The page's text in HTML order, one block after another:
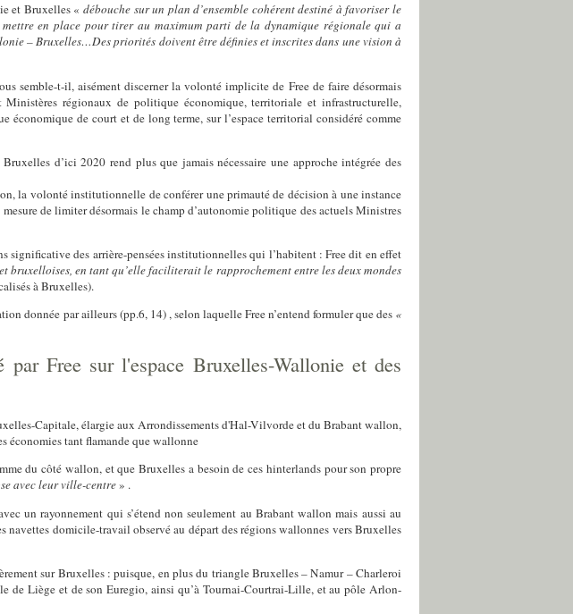
et Bruxelles «débouche sur un plan d’ensemble cohérent destiné à favoriser le
en place pour tirer au maximum parti de la dynamique régionale qui a
– Bruxelles…Des priorités doivent être définies et inscrites dans une vision à
semble-t-il, aisément discerner la volonté implicite de Free de faire désormais
régionaux de politique économique, territoriale et infrastructurelle,
économique de court et de long terme, sur l’espace territorial considéré comme
d’ici 2020 rend plus que jamais nécessaire une approche intégrée des
la volonté institutionnelle de conférer une primauté de décision à une instance
de limiter désormais le champ d’autonomie politique des actuels Ministres
significative des arrière-pensées institutionnelles qui l’habitent : Free dit en effet
bruxelloises, en tant qu’elle faciliterait le rapprochement entre les deux mondes
à Bruxelles).
donnée par ailleurs (pp.6, 14) , selon laquelle Free n’entend formuler que des «
Free sur l'espace Bruxelles-Wallonie et des
Capitale, élargie aux Arrondissements d'Hal-Vilvorde et du Brabant wallon,
économies tant flamande que wallonne
du côté wallon, et que Bruxelles a besoin de ces hinterlands pour son propre
avec leur ville-centre» .
un rayonnement qui s’étend non seulement au Brabant wallon mais aussi au
navettes domicile-travail observé au départ des régions wallonnes vers Bruxelles
sur Bruxelles : puisque, en plus du triangle Bruxelles – Namur – Charleroi
de Liège et de son Euregio, ainsi qu’à Tournai-Courtrai-Lille, et au pôle Arlon-